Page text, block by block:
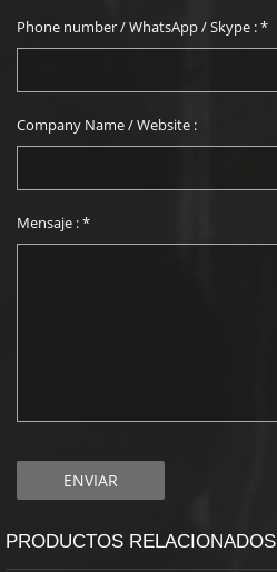
Phone number / WhatsApp / Skype :*
Company Name / Website :
Mensaje :*
PRODUCTOS RELACIONADOS